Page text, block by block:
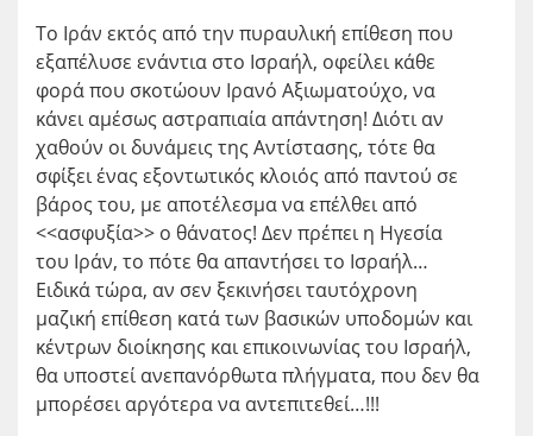
Το Ιράν εκτός από την πυραυλική επίθεση που
εξαπέλυσε ενάντια στο Ισραήλ, οφείλει κάθε
φορά που σκοτώουν Ιρανό Αξιωματούχο, να
κάνει αμέσως αστραπιαία απάντηση! Διότι αν
χαθούν οι δυνάμεις της Αντίστασης, τότε θα
σφίξει ένας εξοντωτικός κλοιός από παντού σε
βάρος του, με αποτέλεσμα να επέλθει από
<<ασφυξία>> ο θάνατος! Δεν πρέπει η Ηγεσία
του Ιράν, το πότε θα απαντήσει το Ισραήλ…
Ειδικά τώρα, αν σεν ξεκινήσει ταυτόχρονη
μαζική επίθεση κατά των βασικών υποδομών και
κέντρων διοίκησης και επικοινωνίας του Ισραήλ,
θα υποστεί ανεπανόρθωτα πλήγματα, που δεν θα
μπορέσει αργότερα να αντεπιτεθεί…!!!